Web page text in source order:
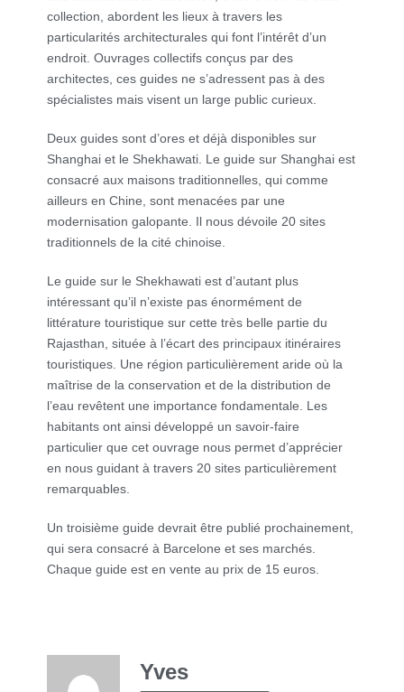
collection, abordent les lieux à travers les
particularités architecturales qui font l’intérêt d’un
endroit. Ouvrages collectifs conçus par des
architectes, ces guides ne s’adressent pas à des
spécialistes mais visent un large public curieux.
Deux guides sont d’ores et déjà disponibles sur
Shanghai et le Shekhawati. Le guide sur Shanghai est
consacré aux maisons traditionnelles, qui comme
ailleurs en Chine, sont menacées par une
modernisation galopante. Il nous dévoile 20 sites
traditionnels de la cité chinoise.
Le guide sur le Shekhawati est d’autant plus
intéressant qu’il n’existe pas énormément de
littérature touristique sur cette très belle partie du
Rajasthan, située à l’écart des principaux itinéraires
touristiques. Une région particulièrement aride où la
maîtrise de la conservation et de la distribution de
l’eau revêtent une importance fondamentale. Les
habitants ont ainsi développé un savoir-faire
particulier que cet ouvrage nous permet d’apprécier
en nous guidant à travers 20 sites particulièrement
remarquables.
Un troisième guide devrait être publié prochainement,
qui sera consacré à Barcelone et ses marchés.
Chaque guide est en vente au prix de 15 euros.
Yves